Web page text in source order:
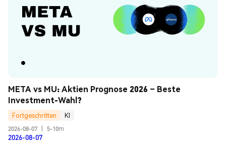
META vs MU: Aktien Prognose 2026 – Beste
Investment-Wahl?
Fortgeschritten
KI
2026-08-07
5-10m
2026-08-07